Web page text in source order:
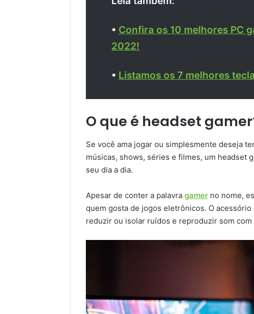
• Confira os 10 melhores PC
2022!
• Listamos os 7 melhores
O que é headset
Se você ama jogar ou simplesmente deseja
músicas, shows, séries e filmes, um headset
seu dia a dia.
Apesar de conter a palavra gamer no nome,
quem gosta de jogos eletrônicos. O
reduzir ou isolar ruídos e reproduzir som com